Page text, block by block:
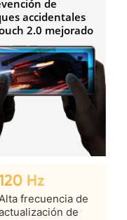
de
accidentales
2.0 mejorado
Hz
frecuencia de
de